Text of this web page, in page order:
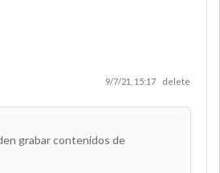
9/7/21, 15:17 delete
grabar contenidos de